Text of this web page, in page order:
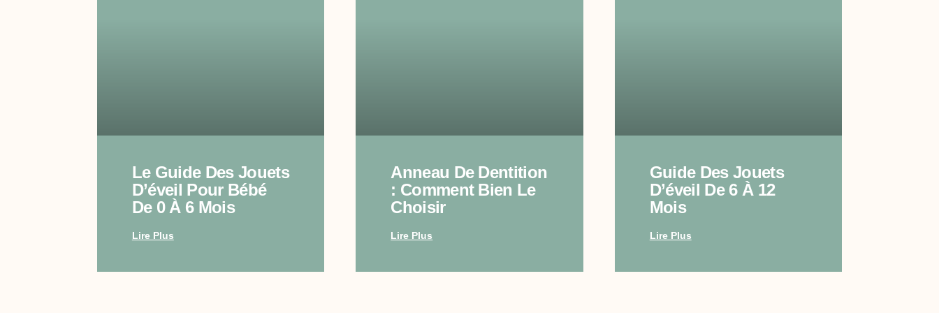
Le Guide Des Jouets
D’éveil Pour Bébé
De 0 À 6 Mois
Lire Plus
Anneau De Dentition
: Comment Bien Le
Choisir
Lire Plus
Guide Des Jouets
D’éveil De 6 À 12
Mois
Lire Plus